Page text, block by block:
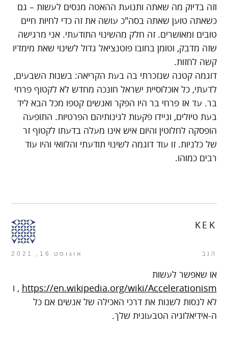
וזה בדיוק מה שאתה ותנועת ההאטה מנסים לעשות – גם
כשאתה טוען שאתה בסה"כ עושה את זה כדי לחיות חיים
טובים ומאושרים. זה חלק מהשינוי התודעתי. אני מרגישה
שזה מדבק, וטומן בחובו פוטנציאל גדול לשינוי שאת מימדיו
קשה לחזות.
דוגמה קטנה שנזכרתי בה בעת הקריאה: בשנות השבעים,
לדעתי, כל אוכלוסיית ישראל חונכה מחדש לא לקטוף פרחי
בר. עד אז פרחי בר היו הפקר ואנשים קטפו מכל הבא ליד
בעת טיולים, וניידו פקעות לגינותיהם הפרטיות. התופעה
הופסקה לחלוטין והיום איש אינו מעלה בדעתו לקטוף זר
של כלניות. זו עוד דוגמה לשינוי תודעתי והלוואי והיו עוד
רבים כמוהו.
הגב אוגוסט 16, 2021
KEK
או שאפשר לעשות
https://en.wikipedia.org/wiki/Accelerationism , ו
לא לנסות לשנות את דרכי האכילה של אנשים אם כל
ה-אידיאלוגיה הטבעונית שלך.